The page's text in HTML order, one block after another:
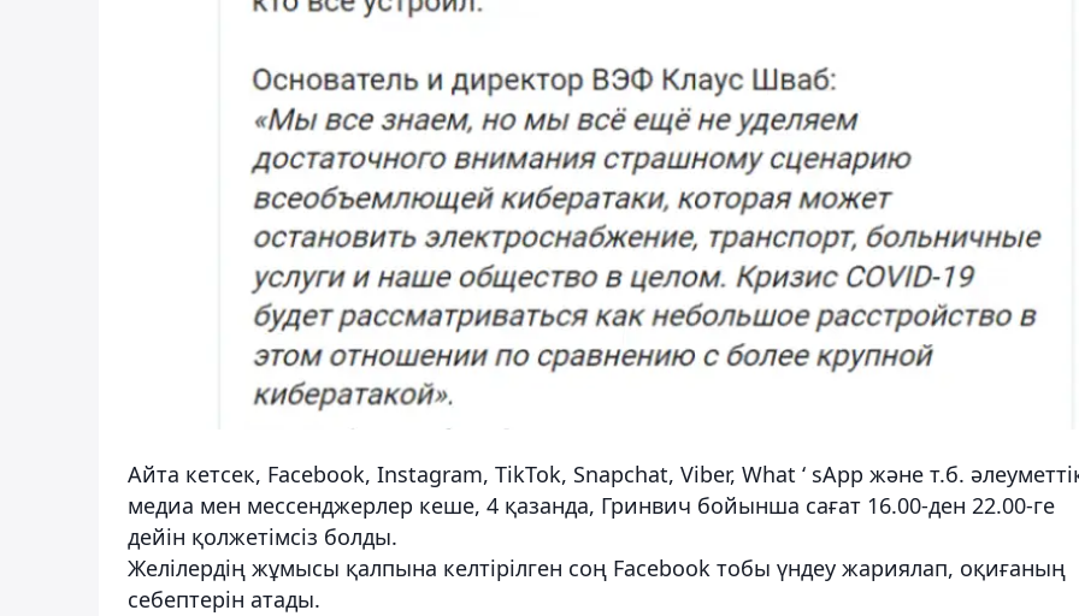
Айта кетсек, Facebook, Instagram, TikTok, Snapchat, Viber, What ‘ sApp және т.б.
медиа мен мессенджерлер кеше, 4 қазанда, Гринвич бойынша сағат 16.00-ден 22.00-ге
дейін қолжетімсіз болды.
Желілердің жұмысы қалпына келтірілген соң Facebook тобы үндеу жариялап, оқиғаның
себептерін атады.